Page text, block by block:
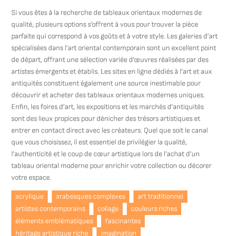
Si vous êtes à la recherche de tableaux orientaux modernes de
qualité, plusieurs options s’offrent à vous pour trouver la pièce
parfaite qui correspond à vos goûts et à votre style. Les galeries d’art
spécialisées dans l’art oriental contemporain sont un excellent point
de départ, offrant une sélection variée d’œuvres réalisées par des
artistes émergents et établis. Les sites en ligne dédiés à l’art et aux
antiquités constituent également une source inestimable pour
découvrir et acheter des tableaux orientaux modernes uniques.
Enfin, les foires d’art, les expositions et les marchés d’antiquités
sont des lieux propices pour dénicher des trésors artistiques et
entrer en contact direct avec les créateurs. Quel que soit le canal
que vous choisissez, il est essentiel de privilégier la qualité,
l’authenticité et le coup de cœur artistique lors de l’achat d’un
tableau oriental moderne pour enrichir votre collection ou décorer
votre espace.
acrylique arabesques complexes
art traditionnel
artistes contemporains
collage
couleurs riches
éléments emblématiques
fascinantes
héritage artistique riche
imagination